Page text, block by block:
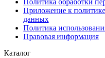
Политика обработки
Приложение к
данных
Политика
Правовая информация
Каталог